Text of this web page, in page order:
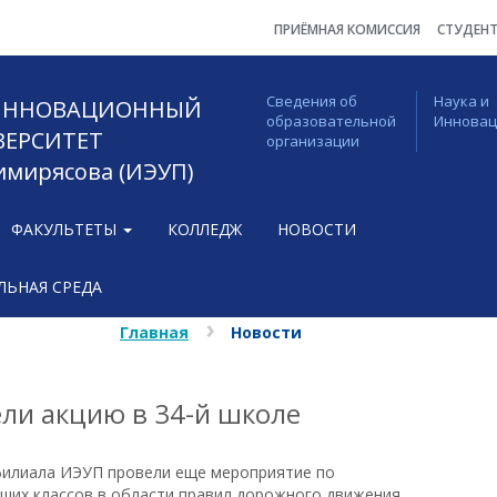
ПРИЁМНАЯ КОМИССИЯ
(ИЭУП)
Сведения об
образовательной
организации
Наука и
ФАКУЛЬТЕТЫ КОЛЛЕДЖ НОВОСТИ
СРЕДА
Главная Новости
акцию в 34-й школе
ИЭУП провели еще мероприятие по